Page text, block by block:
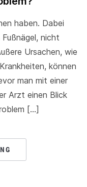
haben. Dabei
nicht
Ursachen, wie
können
man mit einer
Arzt einen Blick
[…]